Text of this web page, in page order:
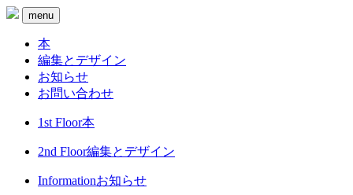
menu
本
編集とデザイン
お知らせ
お問い合わせ
1st Floor本
2nd Floor編集とデザイン
Informationお知らせ